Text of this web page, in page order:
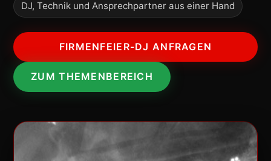
DJ, Technik und Ansprechpartner aus einer Hand
FIRMENFEIER-DJ ANFRAGEN
ZUM THEMENBEREICH